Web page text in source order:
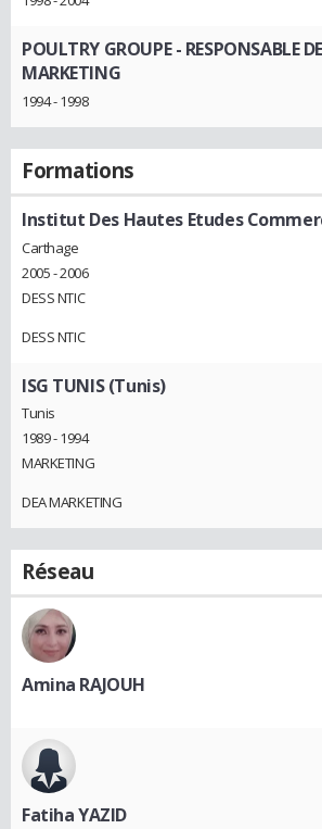
POULTRY GROUPE- RESPONSABLE
MARKETING
1994 - 1998
Formations
Institut Des Hautes Etudes
Carthage
2005 - 2006
DESS NTIC
DESS NTIC
ISG TUNIS (Tunis)
Tunis
1989 - 1994
MARKETING
DEA MARKETING
Réseau
Amina RAJOUH
Fatiha YAZID